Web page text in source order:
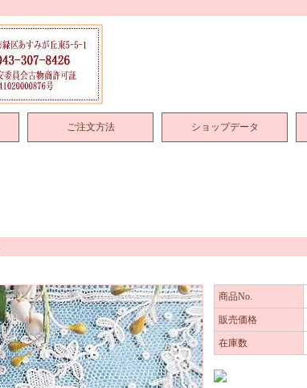
ご注文方法 ショップデータ
商品No.
販売価格
在庫数